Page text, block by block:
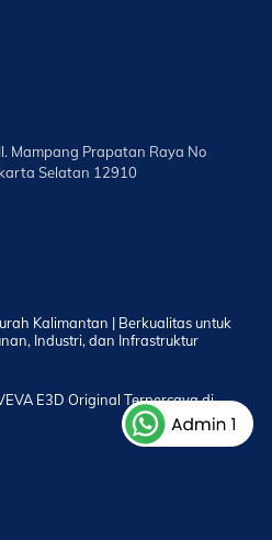
Mampang Prapatan Raya No
Selatan 12910
Kalimantan | Berkualitas untuk
Industri, dan Infrastruktur
E3D Original Terpercaya di